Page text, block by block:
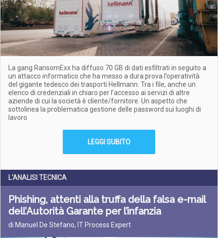
La gang RansomExx ha diffuso 70 GB di dati esfiltrati in seguito a
un attacco informatico che ha messo a dura prova l’operatività
del gigante tedesco dei trasporti Hellmann. Tra i file, anche un
elenco di credenziali in chiaro per l’accesso ai servizi di altre
aziende di cui la società è cliente/fornitore. Un aspetto che
sottolinea la problematica gestione delle password sui luoghi di
lavoro
LEGGI SUBITO
L'ANALISI TECNICA
Phishing, attenti alla truffa della falsa e-mail
dell’Autorità Garante per l’infanzia
di Manuel De Stefano, IT Process Expert